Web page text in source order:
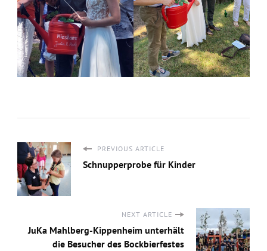
PREVIOUS ARTICLE
Schnupperprobe für Kinder
NEXT ARTICLE
JuKa Mahlberg-Kippenheim unterhält
die Besucher des Bockbierfestes